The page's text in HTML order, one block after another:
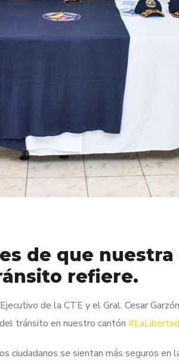
de que
refiere.
de la CTE y el Gral. Cesar
tránsito en nuestro cantón #LaLibertad
ciudadanos se sientan más seguros en